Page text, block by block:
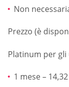
Non
Prezzo (è
Platinum per
1 mese –